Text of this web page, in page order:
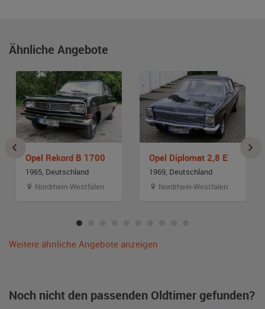
Ähnliche Angebote
Opel Rekord B 1700
1965, Deutschland
Nordrhein-Westfalen
Opel Diplomat 2,8 E
1969, Deutschland
Nordrhein-Westfalen
Weitere ähnliche Angebote anzeigen
Noch nicht den passenden Oldtimer gefunden?